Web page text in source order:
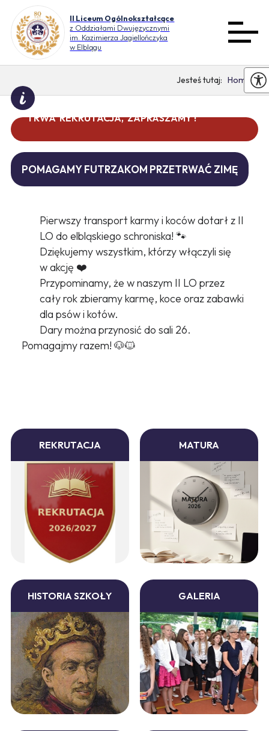
II Liceum Ogólnokształcące
z Oddziałami Dwujęzycznymi
im. Kazimierza Jagiellończyka
w Elblągu
Home
TRWA REKRUTACJA, ZAPRASZAMY !
DO WAKACJI ZOSTAŁO 0 DNI
POMAGAMY FUTRZAKOM PRZETRWAĆ ZIMĘ
Pierwszy transport karmy i koców dotarł z II
LO do elbląskiego schroniska! 🐾
Dziękujemy wszystkim, którzy włączyli się
w akcję ❤️
Przypominamy, że w naszym II LO przez
cały rok zbieramy karmę, koce oraz zabawki
dla psów i kotów.
Dary można przynosić do sali 26.
Pomagajmy razem! 🐶🐱
REKRUTACJA MATURA
HISTORIA SZKOŁY GALERIA